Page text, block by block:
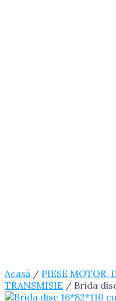
Acasă / PIESE MOTOR,
TRANSMISIE / Brida